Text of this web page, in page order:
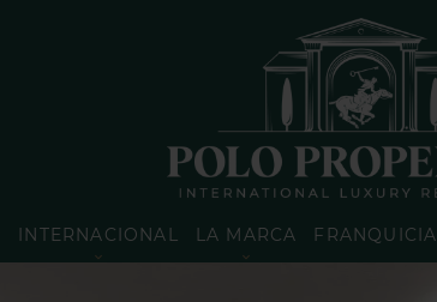
INTERNACIONAL LA MARCA FRANQUICIA